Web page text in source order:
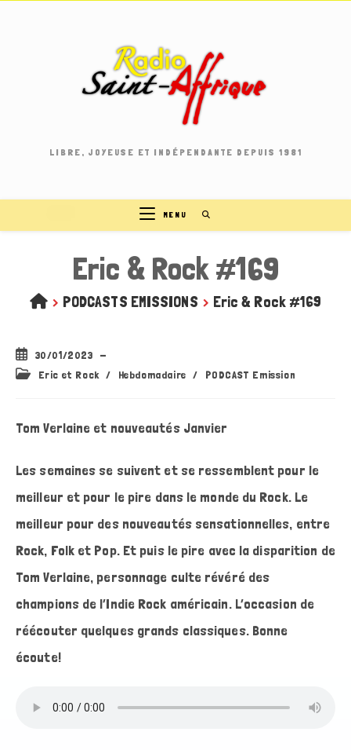
LIBRE, JOYEUSE ET INDÉPENDANTE DEPUIS 1981
MENU
Eric & Rock #169
> PODCASTS EMISSIONS > Eric & Rock #169
Publication
publiée :
30/01/2023
Post Eric et Rock / Hebdomadaire / PODCAST Emission
Tom Verlaine et nouveautés Janvier
Les semaines se suivent et se ressemblent pour le
meilleur et pour le pire dans le monde du Rock. Le
meilleur pour des nouveautés sensationnelles, entre
Rock, Folk et Pop. Et puis le pire avec la disparition de
Tom Verlaine, personnage culte révéré des
champions de l’Indie Rock américain. L’occasion de
réécouter quelques grands classiques. Bonne
écoute!